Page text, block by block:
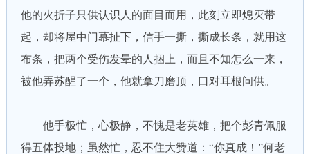
他的火折子只供认识人的面目而用，此刻立即熄灭带
起，却将屋中门幕扯下，信手一撕，撕成长条，就用这
布条，把两个受伤发晕的人捆上，而且不知怎么一来，
被他弄苏醒了一个，他就拿刀磨顶，口对耳根问供。
他手极忙，心极静，不愧是老英雄，把个彭青佩服
得五体投地；虽然忙，忍不住大赞道：“你真成！”何老